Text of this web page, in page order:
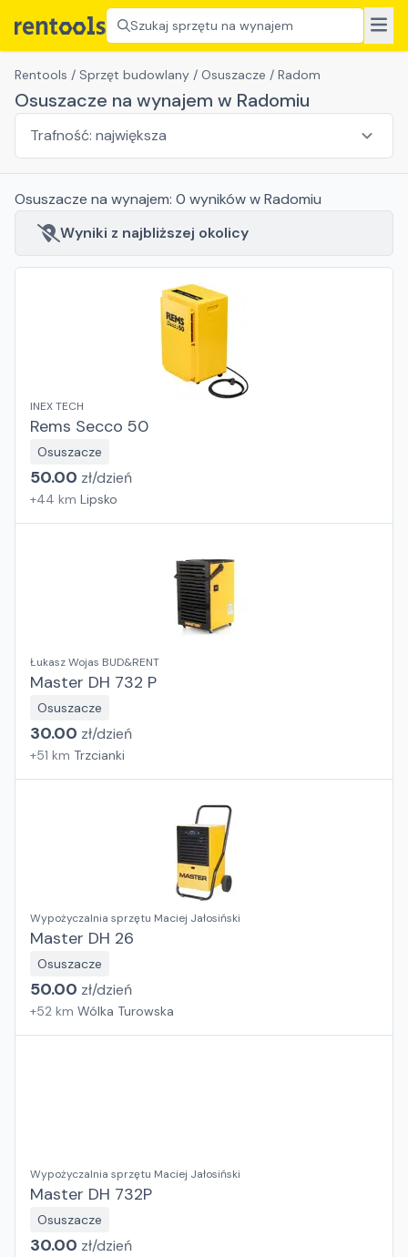
Szukaj sprzętu na wynajem
Rentools / Sprzęt budowlany / Osuszacze / Radom
Osuszacze na wynajem w Radomiu
Osuszacze na wynajem: 0 wynikóww Radomiu
Wyniki z najbliższej okolicy
INEX TECH
Rems Secco 50
Osuszacze
50.00 zł/dzień
+44 km Lipsko
Łukasz Wojas BUD&RENT
Master DH 732 P
Osuszacze
30.00 zł/dzień
+51 km Trzcianki
Wypożyczalnia sprzętu Maciej Jałosiński
Master DH 26
Osuszacze
50.00 zł/dzień
+52 km Wólka Turowska
Wypożyczalnia sprzętu Maciej Jałosiński
Master DH 732P
Osuszacze
30.00 zł/dzień